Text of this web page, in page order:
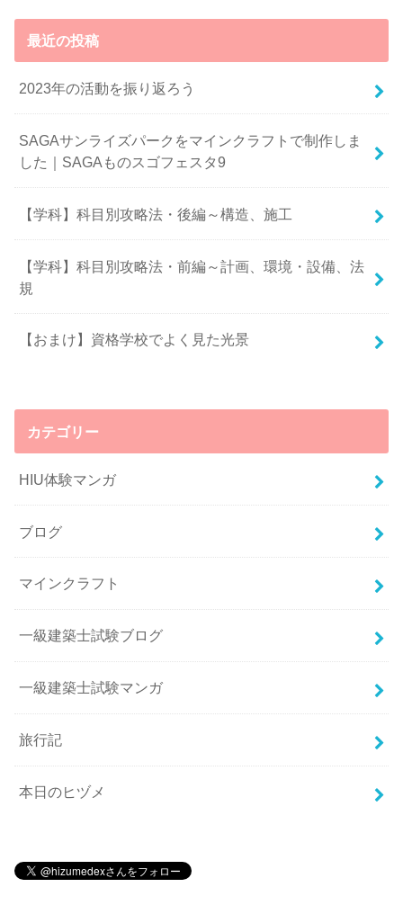
最近の投稿
2023年の活動を振り返ろう
SAGAサンライズパークをマインクラフトで制作しま
した｜SAGAものスゴフェスタ9
【学科】科目別攻略法・後編～構造、施工
【学科】科目別攻略法・前編～計画、環境・設備、法
規
【おまけ】資格学校でよく見た光景
カテゴリー
HIU体験マンガ
ブログ
マインクラフト
一級建築士試験ブログ
一級建築士試験マンガ
旅行記
本日のヒヅメ